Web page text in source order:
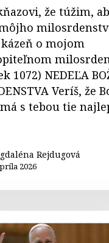
že túžim,
o mojom
1072) NEDEĽA
Veríš, že
s tebou tie
Rejdugová
2026